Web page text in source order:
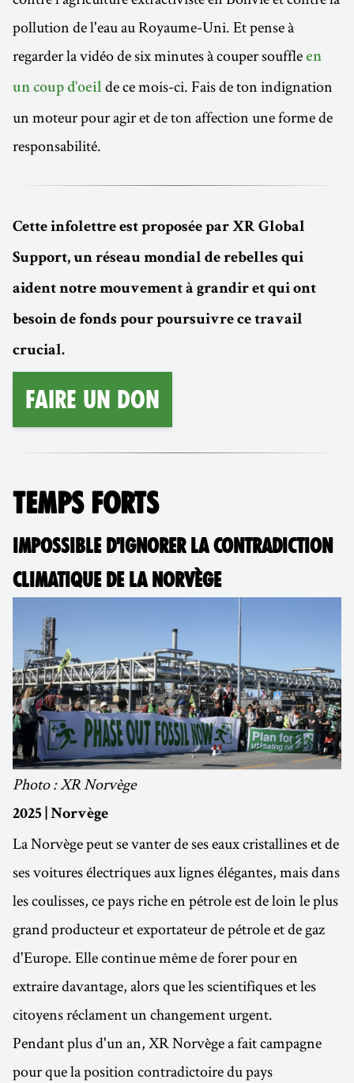
pollution de l'eau au Royaume-Uni. Et pense à
regarder la vidéo de six minutes à couper souffle en
un coup d'oeil de ce mois-ci. Fais de ton indignation
un moteur pour agir et de ton affection une forme de
responsabilité.
Cette infolettre est proposée par XR Global
Support, un réseau mondial de rebelles qui
aident notre mouvement à grandir et qui ont
besoin de fonds pour poursuivre ce travail
crucial.
Faire un don
TEMPS FORTS
IMPOSSIBLE D'IGNORER LA CONTRADICTION
CLIMATIQUE DE LA NORVÈGE
Photo : XR Norvège
2025 | Norvège
La Norvège peut se vanter de ses eaux cristallines et de
ses voitures électriques aux lignes élégantes, mais dans
les coulisses, ce pays riche en pétrole est de loin le plus
grand producteur et exportateur de pétrole et de gaz
d'Europe. Elle continue même de forer pour en
extraire davantage, alors que les scientifiques et les
citoyens réclament un changement urgent.
Pendant plus d'un an, XR Norvège a fait campagne
pour que la position contradictoire du pays